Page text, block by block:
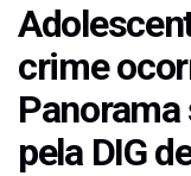
crime
pela DIG